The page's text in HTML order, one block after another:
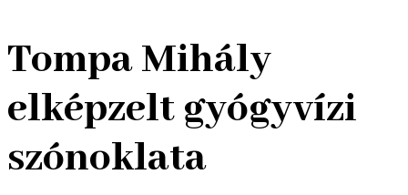
Tompa Mihály
elképzelt gyógyvízi
szónoklata